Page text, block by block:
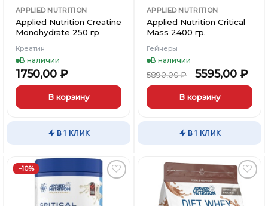
APPLIED NUTRITION
Applied Nutrition Creatine
Monohydrate 250 гр
Креатин
В наличии
1750,00 ₽
В корзину
В 1 КЛИК
APPLIED NUTRITION
Applied Nutrition Critical
Mass 2400 гр.
Гейнеры
В наличии
5890,00₽ 5595,00 ₽
В корзину
вариаций.
Опции
можно
выбрать
В 1 КЛИК
−10%
Добавить
Добавить
в